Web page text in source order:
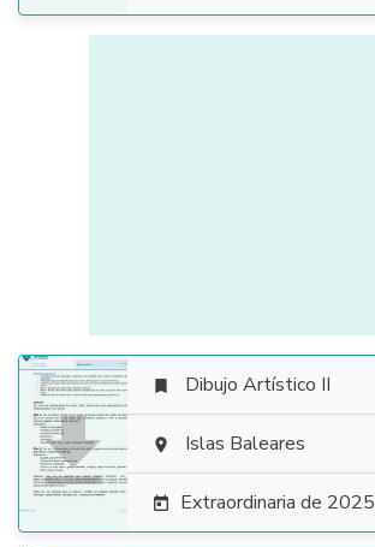

 Dibujo Artístico II
 Islas Baleares
 Extraordinaria de 2025